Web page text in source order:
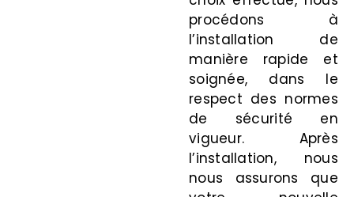
procédons à
l’installation de
manière rapide et
soignée, dans le
respect des normes
de sécurité en
vigueur. Après
l’installation, nous
nous assurons que